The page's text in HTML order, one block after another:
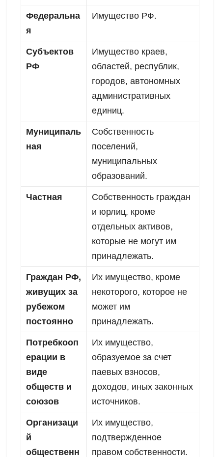
Федеральна
я
Имущество РФ.
Субъектов
РФ
Имущество краев,
областей, республик,
городов, автономных
административных
единиц.
Муниципаль
ная
Собственность
поселений,
муниципальных
образований.
Частная
Собственность граждан
и юрлиц, кроме
отдельных активов,
которые не могут им
принадлежать.
Граждан РФ,
живущих за
рубежом
постоянно
Их имущество, кроме
некоторого, которое не
может им
принадлежать.
Потребкооп
ерации в
виде
обществ и
союзов
Их имущество,
образуемое за счет
паевых взносов,
доходов, иных законных
источников.
Организаци
й
общественн
Их имущество,
подтвержденное
правом собственности.